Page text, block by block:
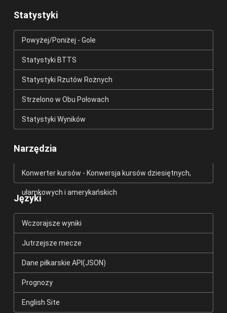
Statystyki
Powyżej/Poniżej - Gole
Statystyki BTTS
Statystyki Rzutów Rożnych
Strzelono w Obu Połowach
Statystyki Wyników
Narzędzia
Konwerter kursów - Konwersja kursów dziesiętnych,
ułamkowych i amerykańskich
Języki
Wczorajsze wyniki
Jutrzejsze mecze
Dane piłkarskie API(JSON)
Prognozy
English Site